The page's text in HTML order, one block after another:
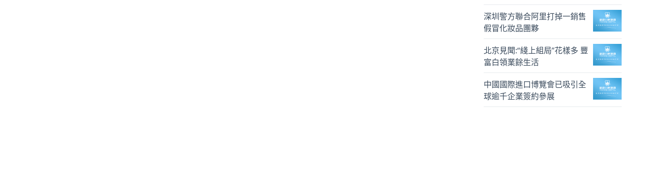
深圳警方聯合阿里打掉一銷售
假冒化妝品團夥
北京見聞:“綫上組局”花樣多 豐
富白領業餘生活
中國國際進口博覽會已吸引全
球逾千企業簽約參展